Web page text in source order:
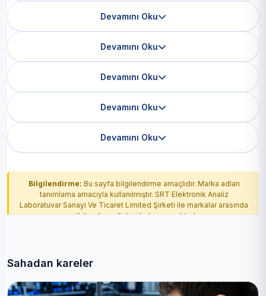
Devamını Oku
Devamını Oku
Devamını Oku
Devamını Oku
Devamını Oku
Bilgilendirme: Bu sayfa bilgilendirme amaçlıdır. Marka adları
tanımlama amacıyla kullanılmıştır. SRT Elektronik Analiz
Laboratuvar Sanayi Ve Ticaret Limited Şirketi ile markalar arasında
yetkilendirme ilişkisi bulunmamaktadır.
Sahadan kareler